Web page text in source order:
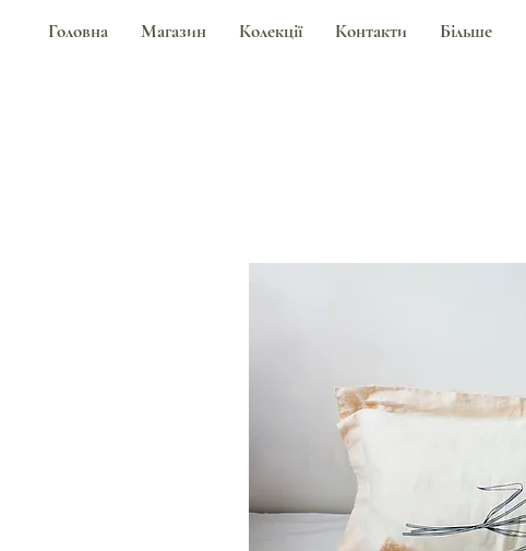
Головна Магазин Колекції Контакти Більше